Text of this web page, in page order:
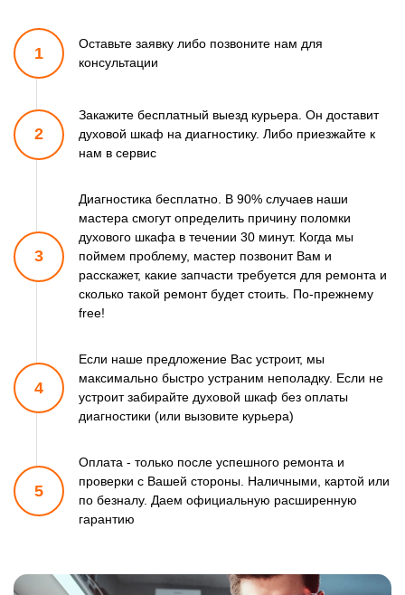
1
Оставьте заявку либо позвоните нам для
консультации
2
Закажите бесплатный выезд курьера. Он доставит
духовой шкаф на диагностику. Либо приезжайте к
нам в сервис
3
Диагностика бесплатно. В 90% случаев наши
мастера смогутопределить причину поломки
духового шкафа в течении 30 минут. Когда мы
поймем проблему, мастер позвонит Вам и
расскажет, какие запчасти требуется для ремонта и
сколько такой ремонтбудет стоить. По-прежнему
free!
4
Если наше предложение Вас устроит, мы
максимально быстро устраним неполадку. Если не
устроит забирайте духовой шкаф без оплаты
диагностики (или вызовите курьера)
5
Оплата - только после успешного ремонта и
проверки с Вашей стороны. Наличными, картой или
по безналу. Даем официальную расширенную
гарантию